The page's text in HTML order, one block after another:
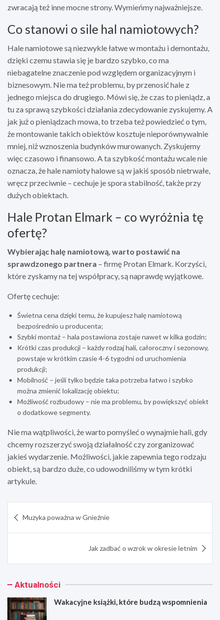
zwracają też inne mocne strony. Wymieńmy najważniejsze.
Co stanowi o sile hal namiotowych?
Hale namiotowe są niezwykle łatwe w montażu i demontażu,
dzięki czemu stawia się je bardzo szybko, co ma
niebagatelne znaczenie pod względem organizacyjnym i
biznesowym. Nie ma też problemu, by przenosić hale z
jednego miejsca do drugiego. Mówi się, że czas to pieniądz, a
tu za sprawą szybkości działania zdecydowanie zyskujemy. A
jak już o pieniądzach mowa, to trzeba też powiedzieć o tym,
że montowanie takich obiektów kosztuje nieporównywalnie
mniej, niż wznoszenia budynków murowanych. Zyskujemy
więc czasowo i finansowo. A ta szybkość montażu wcale nie
oznacza, że hale namioty halowe są w jakiś sposób nietrwałe,
wręcz przeciwnie – cechuje je spora stabilność, także przy
dużych obiektach.
Hale Protan Elmark – co wyróżnia tę
ofertę?
Wybierając halę namiotową, warto postawić na
sprawdzonego partnera – firmę Protan Elmark. Korzyści,
które zyskamy na tej współpracy, są naprawdę wyjątkowe.
Ofertę cechuje:
Świetna cena dzięki temu, że kupujesz halę namiotową
bezpośrednio u producenta;
Szybki montaż – hala postawiona zostaje nawet w kilka godzin;
Krótki czas produkcji – każdy rodzaj hali, całoroczny i sezonowy,
powstaje w krótkim czasie 4-6 tygodni od uruchomienia
produkcji;
Mobilność – jeśli tylko będzie taka potrzeba łatwo i szybko
można zmienić lokalizację obiektu;
Możliwość rozbudowy – nie ma problemu, by powiększyć obiekt
o dodatkowe segmenty.
Nie ma wątpliwości, że warto pomyśleć o wynajmie hali, gdy
chcemy rozszerzyć swoją działalność czy zorganizować
jakieś wydarzenie. Możliwości, jakie zapewnia tego rodzaju
obiekt, są bardzo duże, co udowodniliśmy w tym krótki
artykule.
wpisu
Muzyka poważna w Gnieźnie
Jak zadbać o wzrok w okresie letnim
Aktualności
Wakacyjne książki, które budzą wspomnienia